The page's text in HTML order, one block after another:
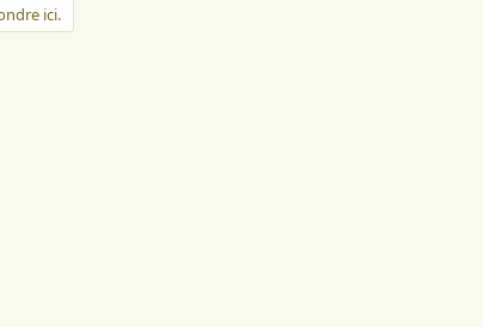
ici.